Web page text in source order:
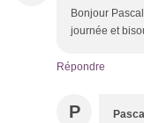
Bonjour
journée et
Répondre
P